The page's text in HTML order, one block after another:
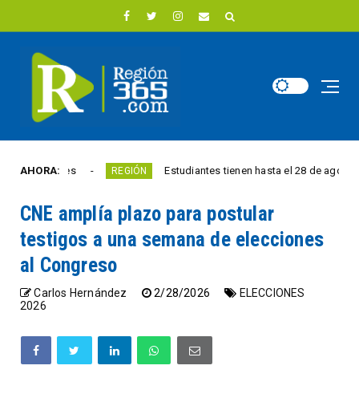
AHORA: REGIÓN Estudiantes tienen hasta el 28 de agosto para
CNE amplía plazo para postular
testigos a una semana de elecciones
al Congreso
Carlos Hernández 2/28/2026
ELECCIONES
2026